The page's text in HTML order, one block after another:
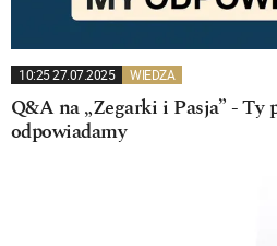
10:25 27.07.2025 WIEDZA
Q&A na „Zegarki i Pasja” - Ty
odpowiadamy